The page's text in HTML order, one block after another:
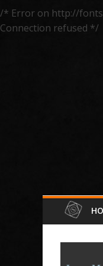
/* Error on http://
Connection refused */